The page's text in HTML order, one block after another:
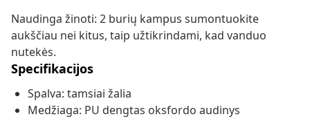
Naudinga žinoti: 2 burių kampus sumontuokite
aukščiau nei kitus, taip užtikrindami, kad vanduo
nutekės.
Specifikacijos
Spalva: tamsiai žalia
Medžiaga: PU dengtas oksfordo audinys